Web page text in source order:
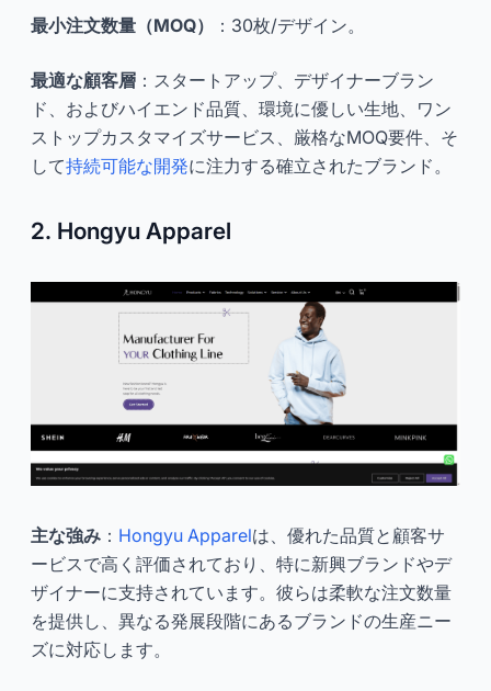
最小注文数量（MOQ） ：30枚/デザイン。
最適な顧客層 ：スタートアップ、デザイナーブラン
ド、およびハイエンド品質、環境に優しい生地、ワン
ストップカスタマイズサービス、厳格なMOQ要件、そ
して持続可能な開発に注力する確立されたブランド。
2. Hongyu Apparel
主な強み ： Hongyu Apparelは、優れた品質と顧客サ
ービスで高く評価されており、特に新興ブランドやデ
ザイナーに支持されています。彼らは柔軟な注文数量
を提供し、異なる発展段階にあるブランドの生産ニー
ズに対応します。